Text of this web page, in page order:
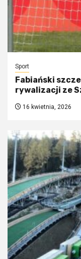
Sport
Fabiański
rywalizacji ze
16 kwietnia, 2026